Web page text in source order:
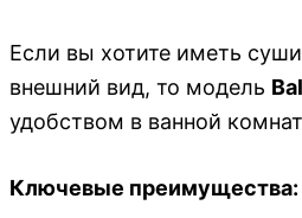
Если вы хотите иметь
внешний вид, то модель
удобством в ванной
Ключевые преимущества: